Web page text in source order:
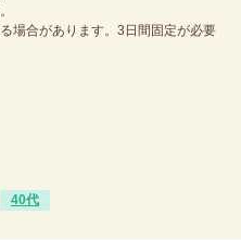
場合があります。3日間固定が必要
40代